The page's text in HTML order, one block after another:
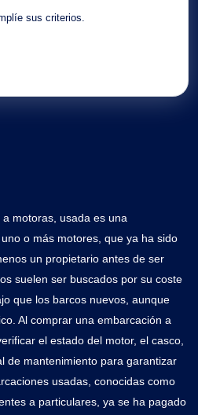
sus criterios.
motoras, usada es una
o más motores, que ya ha sido
un propietario antes de ser
suelen ser buscados por su coste
que los barcos nuevos, aunque
Al comprar una embarcación a
el estado del motor, el casco,
de mantenimiento para garantizar
usadas, conocidas como
a particulares, ya se ha pagado